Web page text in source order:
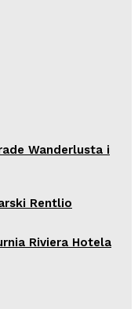
Wanderlusta i
Rentlio
Riviera Hotela